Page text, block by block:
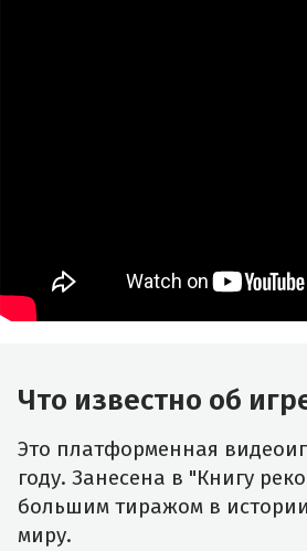
Что известно об
Это платформенная
году. Занесена в "Книгу
большим тиражом в
миру.